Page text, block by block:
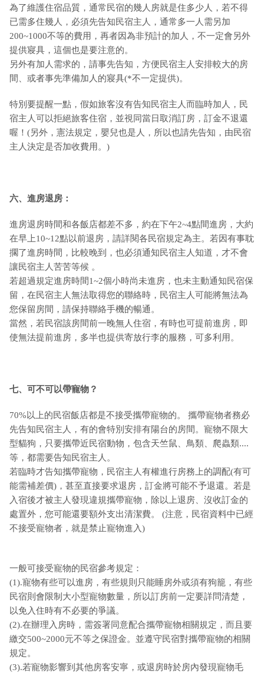
為了維護住宿品質，通常民宿的幾人房就是住多少人，若不得
已需多住幾人，必須先告知民宿主人，通常多一人需另加
200~1000不等的費用，再者因為非預計的加人，不一定會另外
提供寢具，這個也是要注意的。
另外有加人需求的，請事先告知，方便民宿主人安排較大的房
間、或者事先準備加人的寢具(*不一定提供)。
特別要提醒一點，假如旅客沒有告知民宿主人而臨時加人，民
宿主人可以拒絕旅客住宿，並視同當日取消訂房，訂金不退還
喔！(另外，憲法規定，嬰兒也是人，所以也請先告知，由民宿
主人決定是否加收費用。)
六、進房退房：
進房退房時間和各飯店都差不多，約在下午2~4點間進房，大約
在早上10~12點以前退房，請詳閱各民宿規定為主。若因有事耽
擱了進房時間，比較晚到，也必須通知民宿主人知道，才不會
讓民宿主人苦苦等候 。
若超過規定進房時間1~2個小時尚未進房，也未主動通知民宿保
留，在民宿主人無法取得您的聯絡時，民宿主人可能將無法為
您保留房間，請保持聯絡手機的暢通。
當然，若民宿該房間前一晚無人住宿，有時也可提前進房，即
使無法提前進房，多半也提供寄放行李的服務，可多利用。
七、可不可以帶寵物？
70%以上的民宿飯店都是不接受攜帶寵物的。 攜帶寵物者務必
先告知民宿主人，有的會特別安排有陽台的房間。寵物不限大
型貓狗，只要攜帶近民宿動物，包含天竺鼠、鳥類、爬蟲類....
等，都需要告知民宿主人。
若臨時才告知攜帶寵物，民宿主人有權進行房務上的調配(有可
能需補差價)，甚至直接要求退房，訂金將可能不予退還。若是
入宿後才被主人發現違規攜帶寵物，除以上退房、沒收訂金的
處置外，您可能還要額外支出清潔費。 (注意，民宿資料中已經
不接受寵物者，就是禁止寵物進入)
一般可接受寵物的民宿參考規定：
(1).寵物有些可以進房，有些規則只能睡房外或須有狗籠，有些
民宿則會限制大小型寵物數量，所以訂房前一定要詳問清楚，
以免入住時有不必要的爭議。
(2).在辦理入房時，需簽署同意配合攜帶寵物相關規定，而且要
繳交500~2000元不等之保證金。並遵守民宿對攜帶寵物的相關
規定。
(3).若寵物影響到其他房客安寧，或退房時於房內發現寵物毛